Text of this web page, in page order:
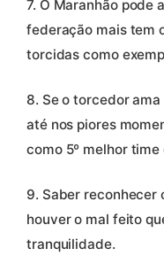
7. O Maranhão pode
federação mais tem
torcidas como
8. Se o torcedor
até nos piores
como 5º melhor time
9. Saber reconhecer
houver o mal feito
tranquilidade.